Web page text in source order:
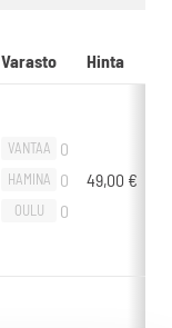
Varasto Hinta
VANTAA 0
HAMINA 0
OULU 0
49,00 €